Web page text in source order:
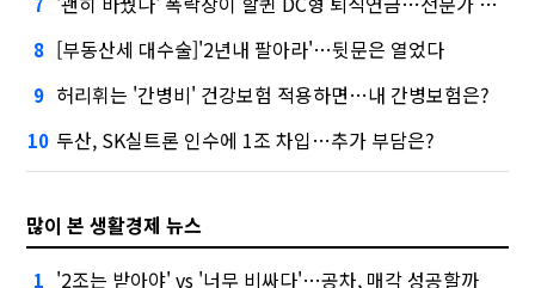
8 [부동산세 대수술]'2년내 팔아라'…뒷문은 열었다
9 허리휘는 '간병비' 건강보험 적용하면…내 간병보험은?
10 두산, SK실트론 인수에 1조 차입…추가 부담은?
많이 본 생활경제 뉴스
1 '2조는 받아야' vs '너무 비싸다'…공차, 매각 성공할까